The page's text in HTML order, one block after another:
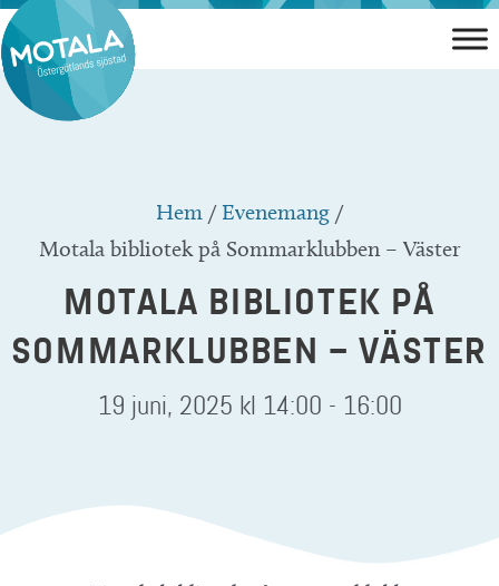
Hoppa
till
innehåll
Hem /Evenemang /
Motala bibliotek på Sommarklubben – Väster
MOTALA BIBLIOTEK PÅ
SOMMARKLUBBEN – VÄSTER
19 juni, 2025 kl 14:00 - 16:00